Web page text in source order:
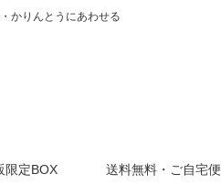
かりんとうにあわせる
限定BOX 送料無料・ご自宅便